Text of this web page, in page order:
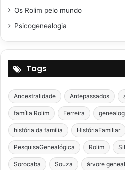
Os Rolim pelo mundo
Psicogenealogia
Tags
Ancestralidade Antepassados
família Rolim Ferreira
história da família HistóriaFamiliar
PesquisaGenealógica Rolim
Sorocaba Souza árvore